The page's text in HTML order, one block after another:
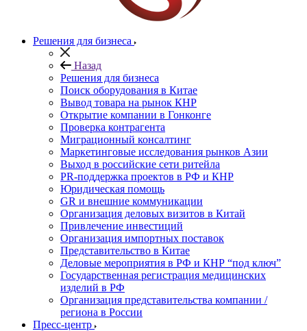
Решения для бизнеса
Назад
Решения для бизнеса
Поиск оборудования в Китае
Вывод товара на рынок КНР
Открытие компании в Гонконге
Проверка контрагента
Миграционный консалтинг
Маркетинговые исследования рынков Азии
Выход в российские сети ритейла
PR-поддержка проектов в РФ и КНР
Юридическая помощь
GR и внешние коммуникации
Организация деловых визитов в Китай
Привлечение инвестиций
Организация импортных поставок
Представительство в Китае
Деловые мероприятия в РФ и КНР “под ключ”
Государственная регистрация медицинских
изделий в РФ
Организация представительства компании /
региона в России
Пресс-центр